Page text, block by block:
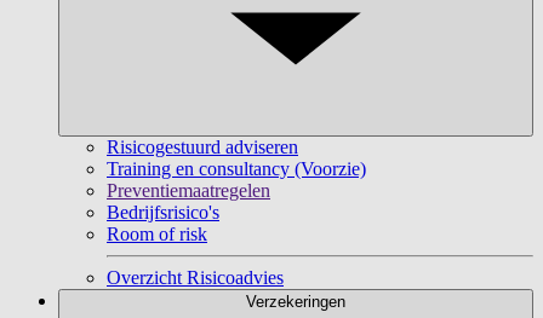
Risicogestuurd adviseren
Training en consultancy (Voorzie)
Preventiemaatregelen
Bedrijfsrisico's
Room of risk
Overzicht Risicoadvies
Verzekeringen